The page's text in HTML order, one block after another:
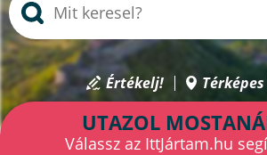
Értékelj!
UTAZOL
Válassz az IttJártam.hu